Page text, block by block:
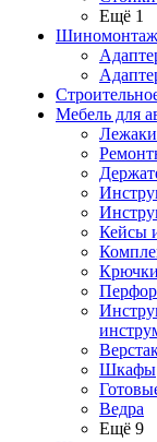
Ещё 1
Мебель для
Кейсы
Крючки
Шкафы
Ведра
Ещё 9